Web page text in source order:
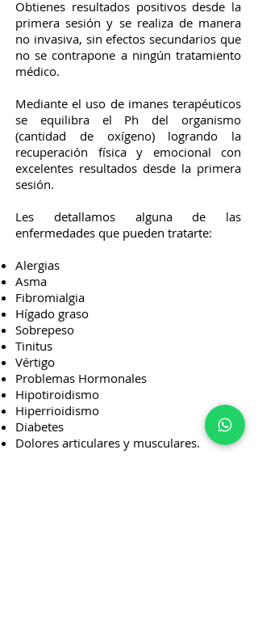
Obtienes resultados positivos desde la
primera sesión y se realiza de manera
no invasiva, sin efectos secundarios que
no se contrapone a ningún tratamiento
médico.
Mediante el uso de imanes terapéuticos
se equilibra el Ph del organismo
(cantidad de oxígeno) logrando la
recuperación física y emocional con
excelentes resultados desde la primera
sesión.
Les detallamos alguna de las
enfermedades que pueden tratarte:
Alergias
Asma
Fibromialgia
Hígado graso
Sobrepeso
Tinitus
Vértigo
Problemas Hormonales
Hipotiroidismo
Hiperrioidismo
Diabetes
Dolores articulares y musculares.